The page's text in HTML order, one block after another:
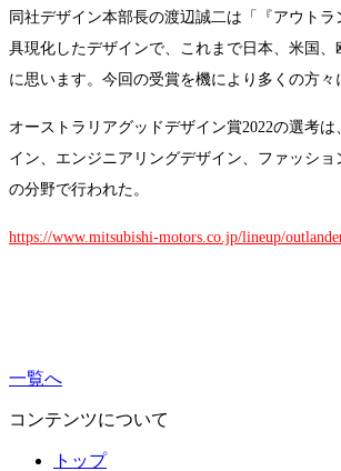
同社デザイン本部長の渡辺誠二は「『アウト
具現化したデザインで、これまで日本、米国
に思います。今回の受賞を機により多くの方
オーストラリアグッドデザイン賞2022の選考
イン、エンジニアリングデザイン、ファッシ
の分野で行われた。
https://www.mitsubishi-motors.co.jp/lineup/
一覧へ
コンテンツについて
トップ